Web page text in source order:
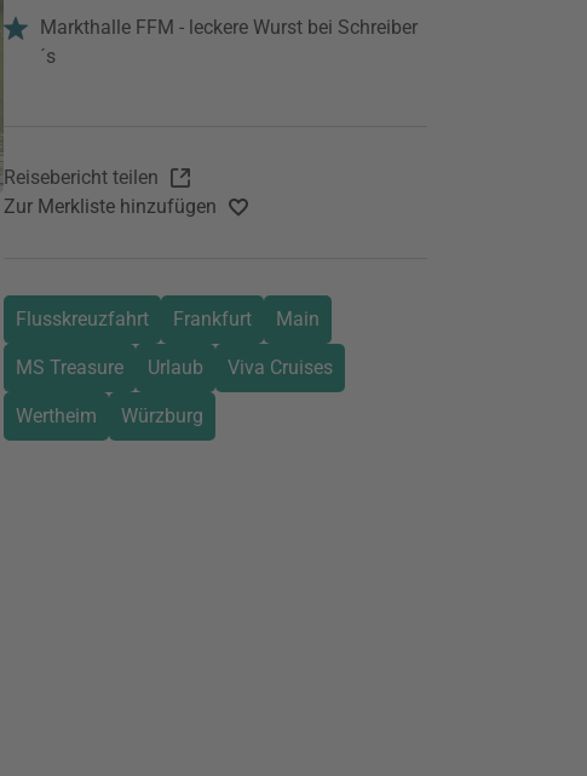
Markthalle FFM - leckere Wurst bei Schreiber
´s
Reisebericht teilen
Zur Merkliste hinzufügen
Flusskreuzfahrt Frankfurt Main
MS Treasure Urlaub Viva Cruises
Wertheim Würzburg